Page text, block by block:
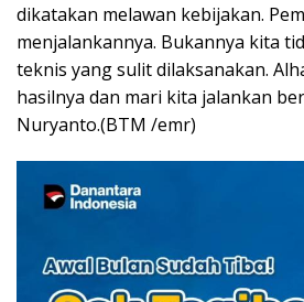
dikatakan melawan kebijakan.
menjalankannya. Bukannya kita
teknis yang sulit dilaksanakan.
hasilnya dan mari kita jalankan
Nuryanto.(BTM /emr)